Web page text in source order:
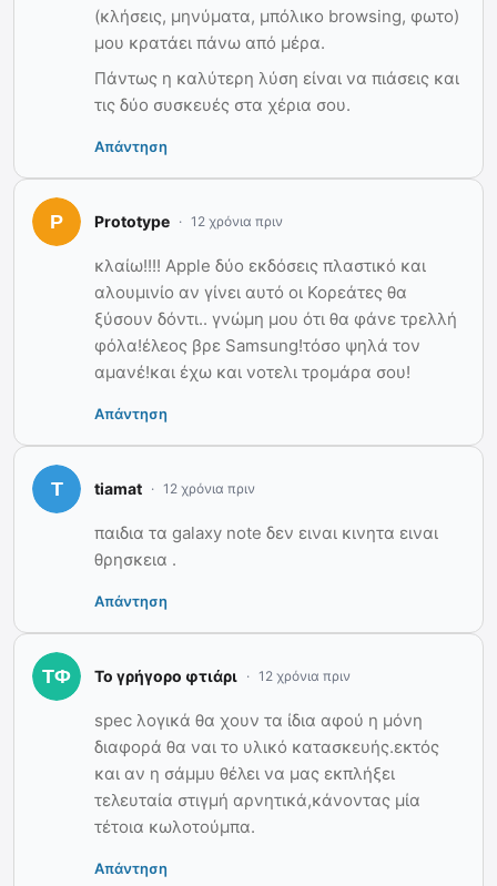
(κλήσεις, μηνύματα, μπόλικο browsing, φωτο)
μου κρατάει πάνω από μέρα.
Πάντως η καλύτερη λύση είναι να πιάσεις και
τις δύο συσκευές στα χέρια σου.
Απάντηση
Prototype 12 χρόνια πριν
κλαίω!!!! Apple δύο εκδόσεις πλαστικό και
αλουμινίο αν γίνει αυτό οι Κορεάτες θα
ξύσουν δόντι.. γνώμη μου ότι θα φάνε τρελλή
φόλα!έλεος βρε Samsung!τόσο ψηλά τον
αμανέ!και έχω και νοτελι τρομάρα σου!
Απάντηση
tiamat 12 χρόνια πριν
παιδια τα galaxy note δεν ειναι κινητα ειναι
θρησκεια .
Απάντηση
Το γρήγορο φτιάρι 12 χρόνια πριν
spec λογικά θα χουν τα ίδια αφού η μόνη
διαφορά θα ναι το υλικό κατασκευής.εκτός
και αν η σάμμυ θέλει να μας εκπλήξει
τελευταία στιγμή αρνητικά,κάνοντας μία
τέτοια κωλοτούμπα.
Απάντηση